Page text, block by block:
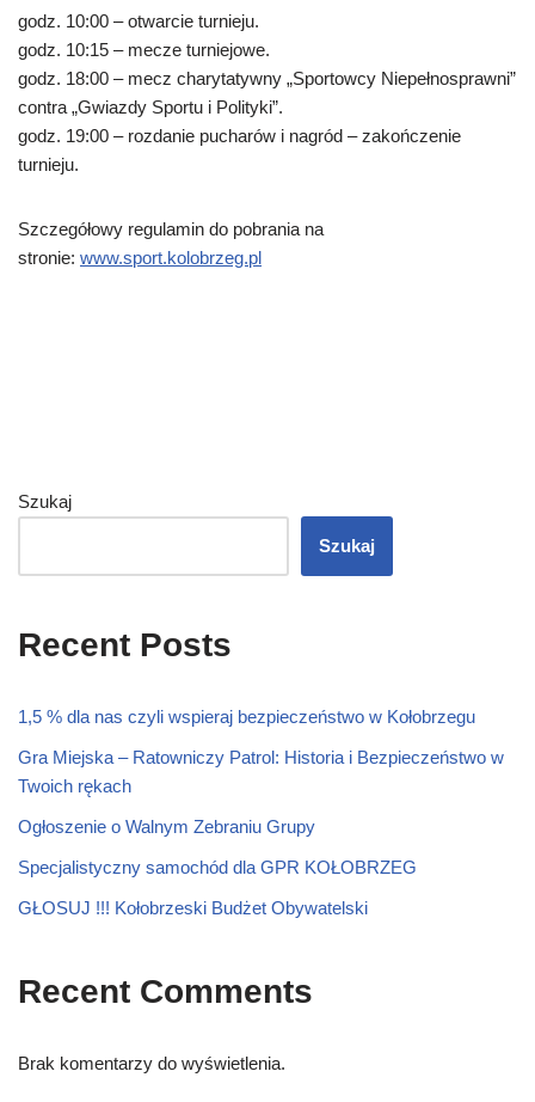
godz. 10:00 – otwarcie turnieju.
godz. 10:15 – mecze turniejowe.
godz. 18:00 – mecz charytatywny „Sportowcy Niepełnosprawni”
contra „Gwiazdy Sportu i Polityki”.
godz. 19:00 – rozdanie pucharów i nagród – zakończenie
turnieju.
Szczegółowy regulamin do pobrania na
stronie: www.sport.kolobrzeg.pl
Szukaj
Szukaj
Recent Posts
1,5 % dla nas czyli wspieraj bezpieczeństwo w Kołobrzegu
Gra Miejska – Ratowniczy Patrol: Historia i Bezpieczeństwo w
Twoich rękach
Ogłoszenie o Walnym Zebraniu Grupy
Specjalistyczny samochód dla GPR KOŁOBRZEG
GŁOSUJ !!! Kołobrzeski Budżet Obywatelski
Recent Comments
Brak komentarzy do wyświetlenia.